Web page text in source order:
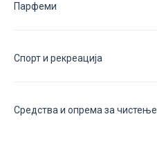
Парфеми
Спорт и рекреација
Средства и опрема за чистење